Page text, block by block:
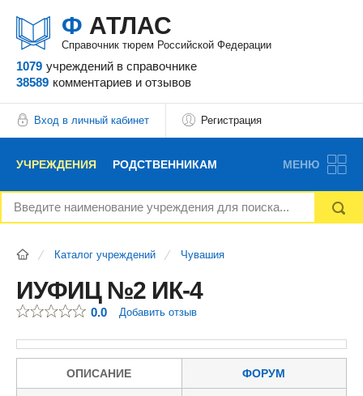
Ф АТЛАС
Справочник тюрем Российской Федерации
1079 учреждений в справочнике
38589 комментариев и отзывов
Вход в личный кабинет Регистрация
УЧРЕЖДЕНИЯ РОДСТВЕННИКАМ
НОВОСТИ БЛОГ АДВОКАТЫ
РЕКЛАМОДАТЕЛЯМ
МЕНЮ
Каталог учреждений Чувашия
ИУФИЦ №2 ИК-4
0.0 Добавить отзыв
ОПИСАНИЕ ФОРУМ